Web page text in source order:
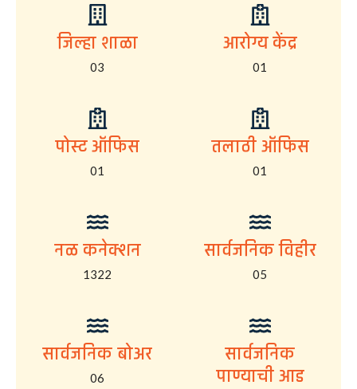
जिल्हा शाळा
03
आरोग्य केंद्र
01
पोस्ट ऑफिस
01
तलाठी ऑफिस
01
नळ कनेक्शन
1322
सार्वजनिक विहीर
05
सार्वजनिक बोअर
06
सार्वजनिक
पाण्याची आड